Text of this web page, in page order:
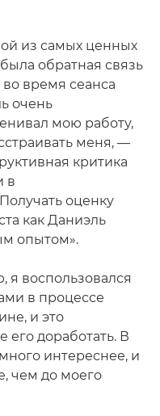
из самых ценных
обратная связь
время сеанса
очень
мою работу,
меня, —
критика
в
оценку
как Даниэль
опытом».
я воспользовался
в процессе
и это
его доработать. В
интереснее, и
чем до моего